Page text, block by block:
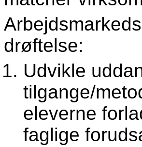
drøftelse:
Udvikle
tilgange/
eleverne
faglige